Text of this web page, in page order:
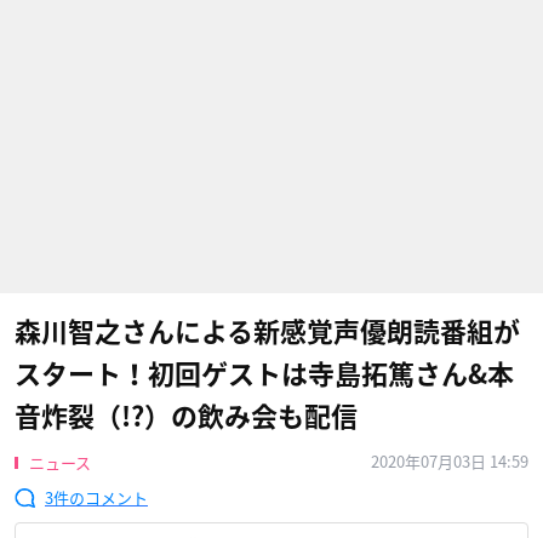
森川智之さんによる新感覚声優朗読番組が
スタート！初回ゲストは寺島拓篤さん&本
音炸裂（!?）の飲み会も配信
ニュース
2020年07月03日 14:59
3